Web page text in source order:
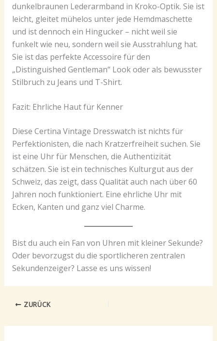
dunkelbraunen Lederarmband in Kroko-Optik. Sie ist
leicht, gleitet mühelos unter jede Hemdmaschette
und ist dennoch ein Hingucker – nicht weil sie
funkelt wie neu, sondern weil sie Ausstrahlung hat.
Sie ist das perfekte Accessoire für den
„Distinguished Gentleman“ Look oder als bewusster
Stilbruch zu Jeans und T-Shirt.
Fazit: Ehrliche Haut für Kenner
Diese Certina Vintage Dresswatch ist nichts für
Perfektionisten, die nach Kratzerfreiheit suchen. Sie
ist eine Uhr für Menschen, die Authentizität
schätzen. Sie ist ein technisches Kulturgut aus der
Schweiz, das zeigt, dass Qualität auch nach über 60
Jahren noch funktioniert. Eine ehrliche Uhr mit
Ecken, Kanten und ganz viel Charme.
Bist du auch ein Fan von Uhren mit kleiner Sekunde?
Oder bevorzugst du die sportlicheren zentralen
Sekundenzeiger? Lasse es uns wissen!
ZURÜCK